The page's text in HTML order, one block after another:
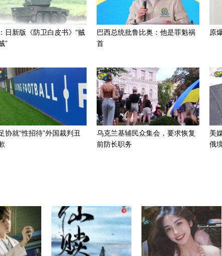
日新版《防卫白皮书》“贼
”
巴西总统批鲁比奥：他是罪魁祸
首
原
协就“性招待”外国裁判丑
乌克兰基辅民众集会，要求恢复
前防长职务
美
俄